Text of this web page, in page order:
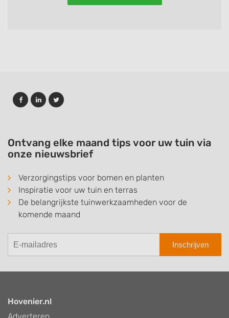
Ontvang elke maand tips voor uw tuin via
onze nieuwsbrief
Verzorgingstips voor bomen en planten
Inspiratie voor uw tuin en terras
De belangrijkste tuinwerkzaamheden voor de
komende maand
Inschrijven
Hovenier.nl